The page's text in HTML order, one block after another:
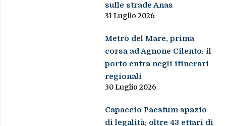
sulle strade Anas
31 Luglio 2026
Metrò del Mare, prima
corsa ad Agnone Cilento: il
porto entra negli itinerari
regionali
30 Luglio 2026
Capaccio Paestum spazio
di legalità: oltre 43 ettari di